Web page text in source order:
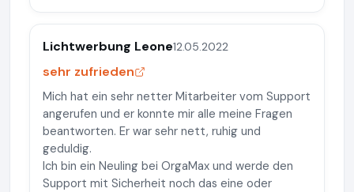
Lichtwerbung Leone12.05.2022
sehr zufrieden
Mich hat ein sehr netter Mitarbeiter vom Support
angerufen und er konnte mir alle meine Fragen
beantworten. Er war sehr nett, ruhig und
geduldig.
Ich bin ein Neuling bei OrgaMax und werde den
Support mit Sicherheit noch das eine oder